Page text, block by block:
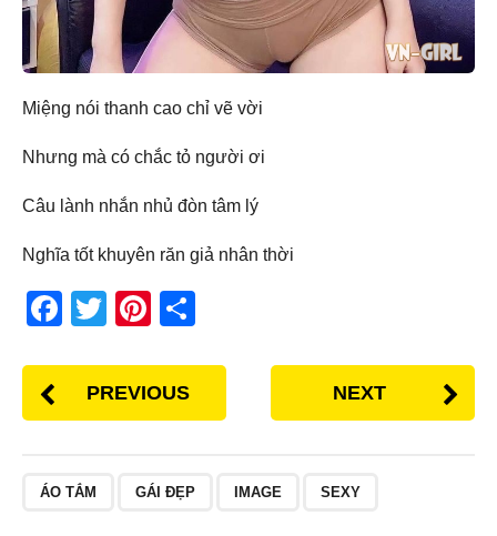
Miệng nói thanh cao chỉ vẽ vời
Nhưng mà có chắc tỏ người ơi
Câu lành nhắn nhủ đòn tâm lý
Nghĩa tốt khuyên răn giả nhân thời
F
e
o
T
tt
er
Pi
er
e
ar
e
PREVIOUS NEXT
ÁO TẮM GÁI ĐẸP IMAGE SEXY